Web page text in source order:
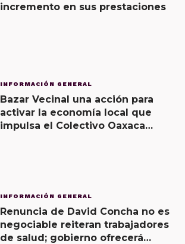
incremento en sus prestaciones
INFORMACIÓN GENERAL
Bazar Vecinal una acción para
activar la economía local que
impulsa el Colectivo Oaxaca
INFORMACIÓN GENERAL
Renuncia de David Concha no es
negociable reiteran trabajadores
de salud; gobierno ofrecerá